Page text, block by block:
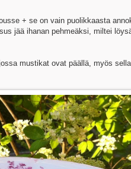
+ se on vain puolikkaasta
jää ihanan pehmeäksi, miltei
mustikat ovat päällä, myös